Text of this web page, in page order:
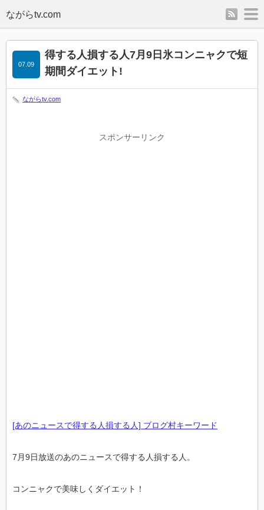
rss
得する人損する人7月9日氷コンニャクで短
期間ダイエット!
07.09
ながらtv.com
スポンサーリンク
[あのニュースで得する人損する人] ブログ村キーワード
7月9日放送のあのニュースで得する人損する人。
コンニャクで美味しくダイエット！